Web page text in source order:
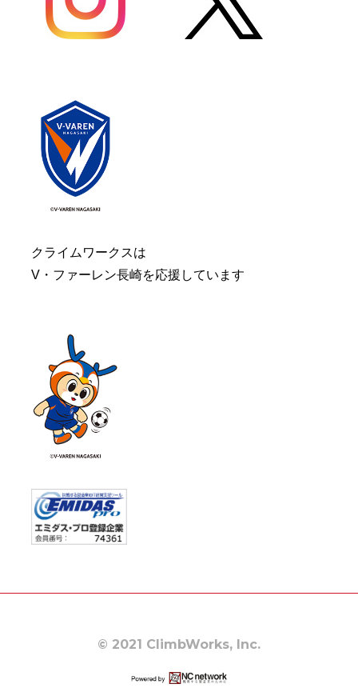
クライムワークスは
V・ファーレン長崎を応援しています
© 2021 ClimbWorks, Inc.